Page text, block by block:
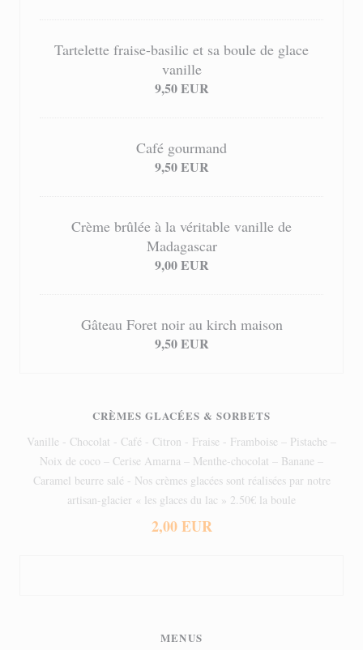
Tartelette fraise-basilic et sa boule de glace
vanille
9,50 EUR
Café gourmand
9,50 EUR
Crème brûlée à la véritable vanille de
Madagascar
9,00 EUR
Gâteau Foret noir au kirch maison
9,50 EUR
CRÈMES GLACÉES & SORBETS
Vanille - Chocolat - Café - Citron - Fraise - Framboise – Pistache –
Noix de coco – Cerise Amarna – Menthe-chocolat – Banane –
Caramel beurre salé - Nos crèmes glacées sont réalisées par notre
artisan-glacier « les glaces du lac » 2.50€ la boule
2,00 EUR
MENUS